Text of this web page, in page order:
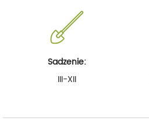
Sadzenie:
III-XII